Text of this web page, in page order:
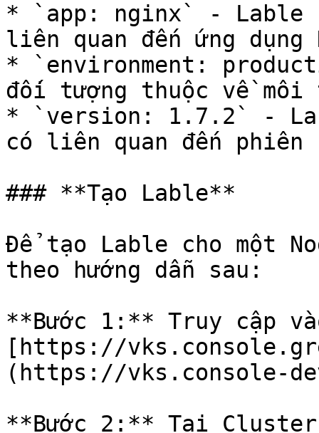
* `app: nginx` - Lable
liên quan đến ứng dụng
* `environment:
đối tượng thuộc về
* `version: 1.7.2` -
có liên quan đến phiên
### **Tạo Lable**
Để tạo Lable cho một
theo hướng dẫn sau:
**Bước 1:** Truy cập
[https://
(https://vks.console-
**Bước 2:** Tại